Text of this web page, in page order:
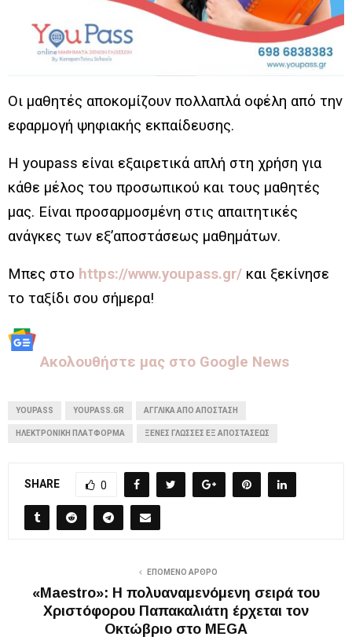
Οι μαθητές αποκομίζουν πολλαπλά οφέλη από την
εφαρμογή ψηφιακής εκπαίδευσης.
H youpass είναι εξαιρετικά απλή στη χρήση για
κάθε μέλος του προσωπικού και τους μαθητές
μας. Είναι προσαρμοσμένη στις απαιτητικές
ανάγκες των εξ’αποστάσεως μαθημάτων.
Μπες στο https://www.youpass.gr/ και ξεκίνησε
το ταξίδι σου σήμερα!
Aκολουθήστε μας στo Google News
YOUPASS YOUPASS.GR ΑΓΓΛΙΚΑ ΑΠΟ ΑΠΟΣΤΑΣΗ
ΗΛΕΚΤΡΟΝΙΚΗ ΠΛΑΤΦΟΡΜΑ ΞΕΝΕΣ ΓΛΩΣΣΕΣ ΕΞ ΑΠΟΣΤΑΣΕΩΣ
SHARE 0
ΕΠΌΜΕΝΟ ΆΡΘΡΟ
«Maestro»: Η πολυαναμενόμενη σειρά του
Χριστόφορου Παπακαλιάτη έρχεται τον
Οκτώβριο στο MEGA